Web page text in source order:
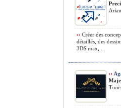
›› Créer des
détaillés, des
3DS max, ...
››